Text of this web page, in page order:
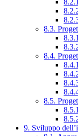
8.3.
8.4.
8.5.
9. Sviluppo